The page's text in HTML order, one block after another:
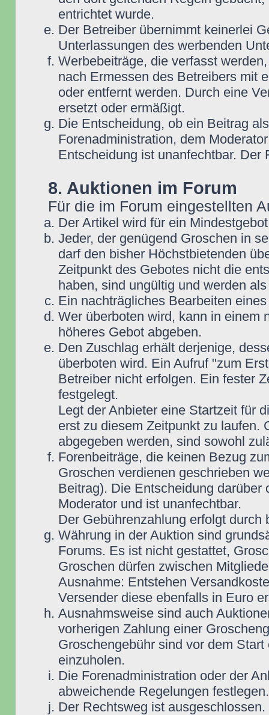
entrichtet wurde.
Der Betreiber übernimmt keinerlei
Unterlassungen des werbenden
Werbebeiträge, die verfasst
nach Ermessen des Betreibers mit
oder entfernt werden. Durch eine
ersetzt oder ermäßigt.
Die Entscheidung, ob ein Beitrag
Forenadministration, dem
Entscheidung ist unanfechtbar.
8. Auktionen im Forum
Für die im Forum eingestellten
Der Artikel wird für ein
Jeder, der genügend Groschen in
darf den bisher Höchstbietenden
Zeitpunkt des Gebotes nicht die
haben, sind ungültig und werden
Ein nachträgliches Bearbeiten
Wer überboten wird, kann in einem
höheres Gebot abgeben.
Den Zuschlag erhält derjenige,
überboten wird. Ein Aufruf "zum
Betreiber nicht erfolgen. Ein fester
festgelegt.
Legt der Anbieter eine Startzeit für
erst zu diesem Zeitpunkt zu laufen.
abgegeben werden, sind sowohl
Forenbeiträge, die keinen Bezug
Groschen verdienen geschrieben
Beitrag). Die Entscheidung darüber
Moderator und ist unanfechtbar.
Der Gebührenzahlung erfolgt durch
Währung in der Auktion sind
Forums. Es ist nicht gestattet,
Groschen dürfen zwischen
Ausnahme: Entstehen
Versender diese ebenfalls in Euro
Ausnahmsweise sind auch
vorherigen Zahlung einer
Groschengebühr sind vor dem
einzuholen.
Die Forenadministration oder der
abweichende Regelungen festlegen.
Der Rechtsweg ist ausgeschlossen.